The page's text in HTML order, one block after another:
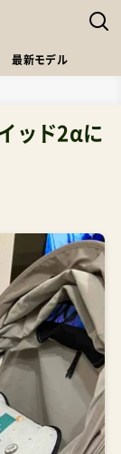
最新モデル
ッド2αに